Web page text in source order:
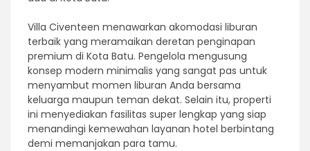
Villa Civenteen menawarkan akomodasi liburan
terbaik yang meramaikan deretan penginapan
premium di Kota Batu. Pengelola mengusung
konsep modern minimalis yang sangat pas untuk
menyambut momen liburan Anda bersama
keluarga maupun teman dekat. Selain itu, properti
ini menyediakan fasilitas super lengkap yang siap
menandingi kemewahan layanan hotel berbintang
demi memanjakan para tamu.